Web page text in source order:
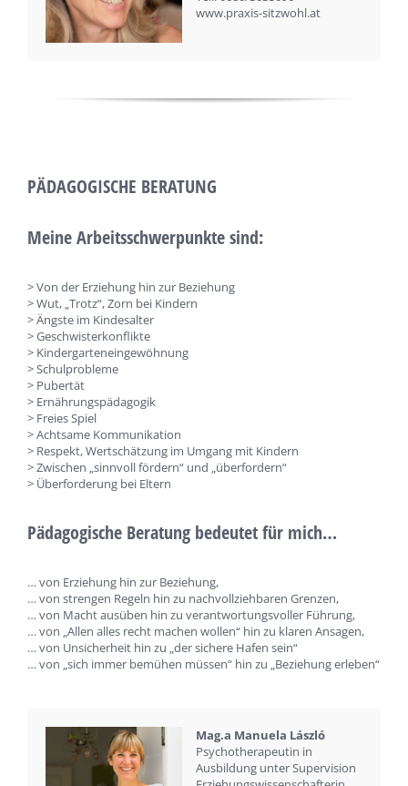
www.praxis-sitzwohl.at
PÄDAGOGISCHE BERATUNG
Meine Arbeitsschwerpunkte sind:
> Von der Erziehung hin zur Beziehung
> Wut, „Trotz“, Zorn bei Kindern
> Ängste im Kindesalter
> Geschwisterkonflikte
> Kindergarteneingewöhnung
> Schulprobleme
> Pubertät
> Ernährungspädagogik
> Freies Spiel
> Achtsame Kommunikation
> Respekt, Wertschätzung im Umgang mit Kindern
> Zwischen „sinnvoll fördern“ und „überfordern“
> Überforderung bei Eltern
Pädagogische Beratung bedeutet für mich…
… von Erziehung hin zur Beziehung,
… von strengen Regeln hin zu nachvollziehbaren Grenzen,
… von Macht ausüben hin zu verantwortungsvoller Führung,
… von „Allen alles recht machen wollen“ hin zu klaren Ansagen,
… von Unsicherheit hin zu „der sichere Hafen sein“
… von „sich immer bemühen müssen“ hin zu „Beziehung erleben“
Mag.a Manuela László
Psychotherapeutin in
Ausbildung unter Supervision